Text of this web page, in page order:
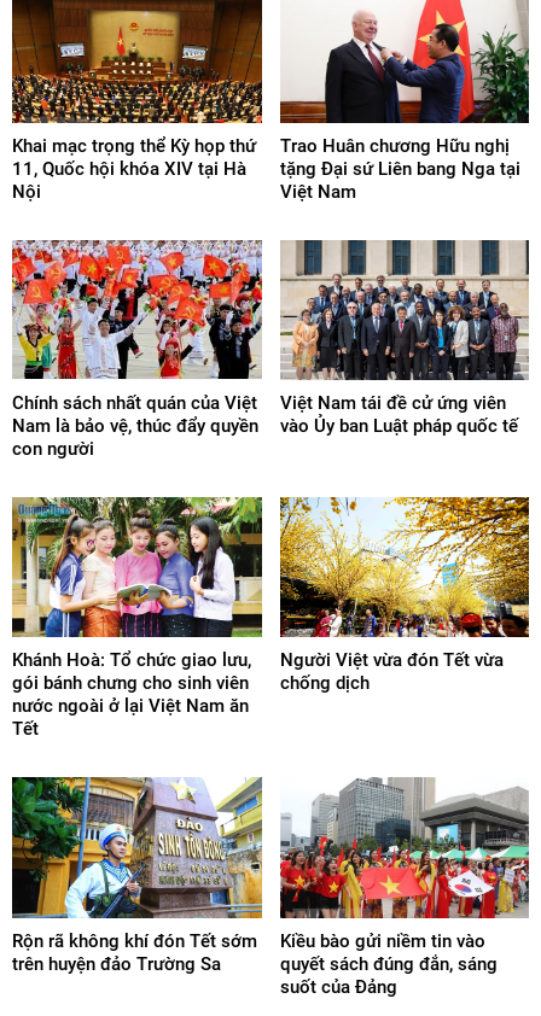
Khai mạc trọng thể Kỳ họp thứ
11, Quốc hội khóa XIV tại Hà
Nội
Trao Huân chương Hữu nghị
tặng Đại sứ Liên bang Nga tại
Việt Nam
Chính sách nhất quán của Việt
Nam là bảo vệ, thúc đẩy quyền
con người
Việt Nam tái đề cử ứng viên
vào Ủy ban Luật pháp quốc tế
Khánh Hoà: Tổ chức giao lưu,
gói bánh chưng cho sinh viên
nước ngoài ở lại Việt Nam ăn
Tết
Người Việt vừa đón Tết vừa
chống dịch
Rộn rã không khí đón Tết sớm
trên huyện đảo Trường Sa
Kiều bào gửi niềm tin vào
quyết sách đúng đắn, sáng
suốt của Đảng